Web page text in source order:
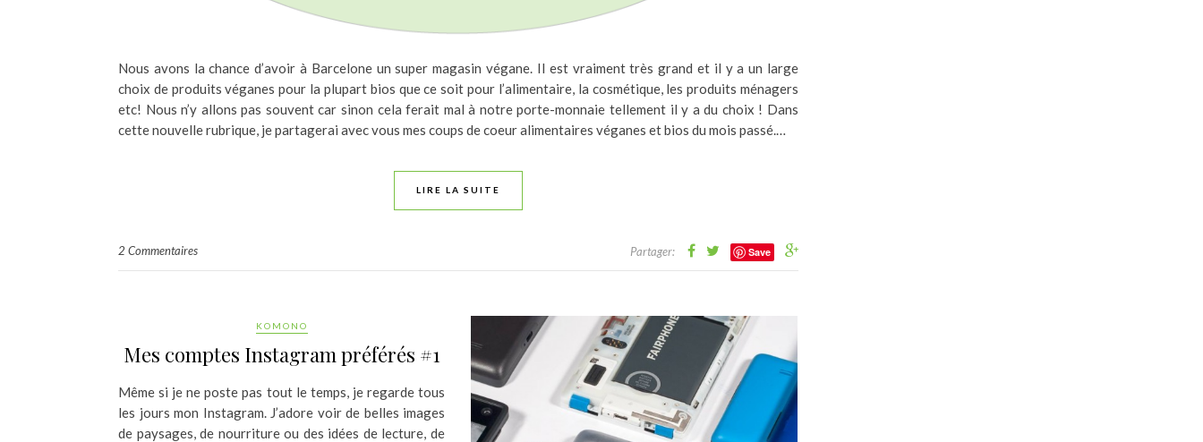
Nous avons la chance d’avoir à Barcelone un super magasin végane. Il est vraiment très grand et il y a un large
choix de produits véganes pour la plupart bios que ce soit pour l’alimentaire, la cosmétique, les produits ménagers
etc! Nous n’y allons pas souvent car sinon cela ferait mal à notre porte-monnaie tellement il y a du choix ! Dans
cette nouvelle rubrique, je partagerai avec vous mes coups de coeur alimentaires véganes et bios du mois passé.…
LIRE LA SUITE
2 Commentaires Partager: Save
KOMONO
Mes comptes Instagram préférés #1
Même si je ne poste pas tout le temps, je regarde tous
les jours mon Instagram. J’adore voir de belles images
de paysages, de nourriture ou des idées de lecture, de